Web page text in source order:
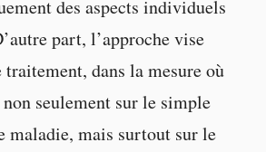
des aspects individuels
part, l’approche vise
dans la mesure où
seulement sur le simple
maladie, mais surtout sur le